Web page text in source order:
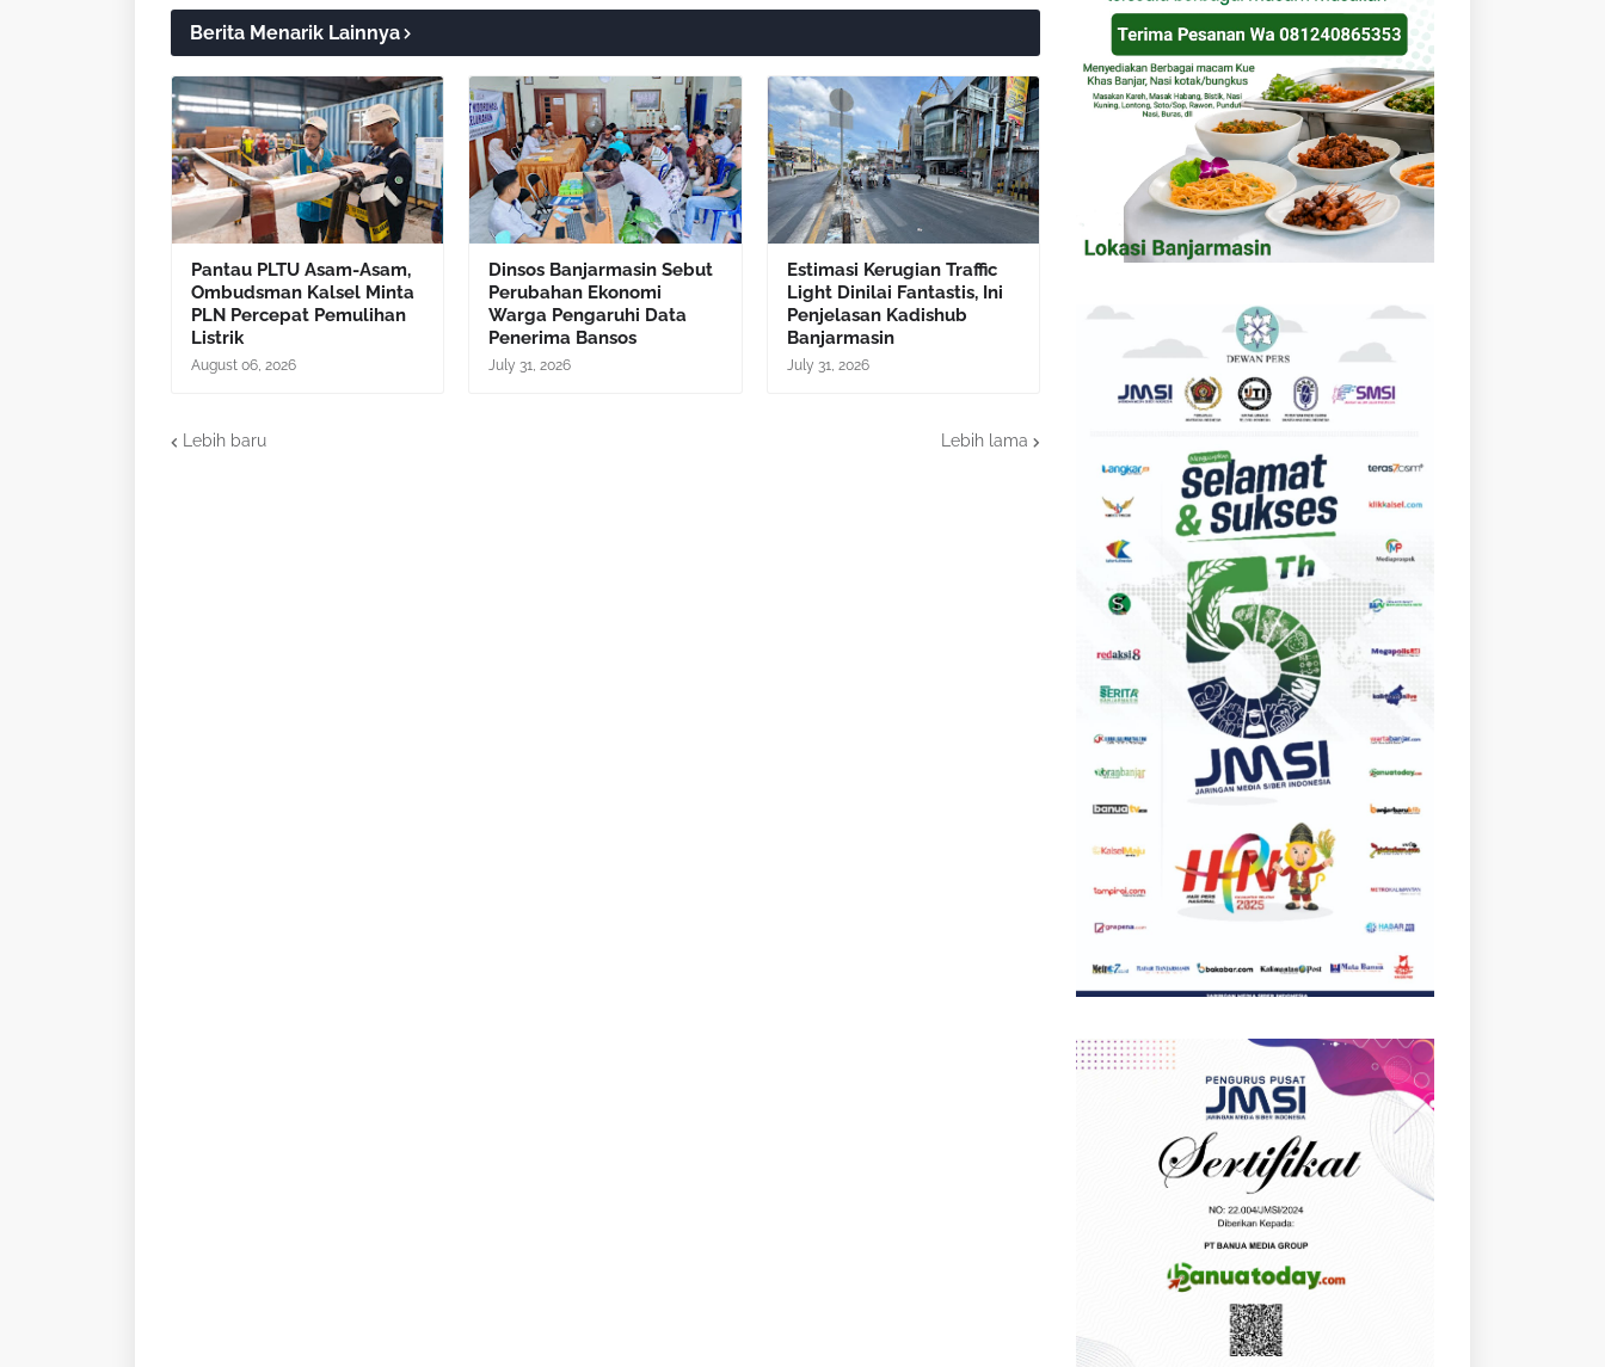
Berita Menarik Lainnya
Pantau PLTU Asam-Asam,
Ombudsman Kalsel Minta
PLN Percepat Pemulihan
Listrik
August 06, 2026
Dinsos Banjarmasin Sebut
Perubahan Ekonomi
Warga Pengaruhi Data
Penerima Bansos
July 31, 2026
Estimasi Kerugian Traffic
Light Dinilai Fantastis, Ini
Penjelasan Kadishub
Banjarmasin
July 31, 2026
Lebih baru Lebih lama